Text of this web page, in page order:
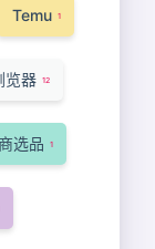
Temu 1
览器 12
选品 1